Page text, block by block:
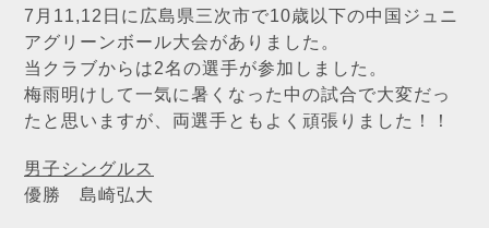
7月11,12日に広島県三次市で10歳以下の中国ジュニ
アグリーンボール大会がありました。
当クラブからは2名の選手が参加しました。
梅雨明けして一気に暑くなった中の試合で大変だっ
たと思いますが、両選手ともよく頑張りました！！
男子シングルス
優勝 島崎弘大